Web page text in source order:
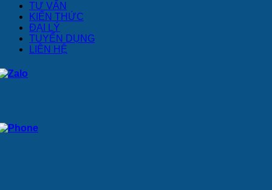
TƯ VẤN
KIẾN THỨC
ĐẠI LÝ
TUYỂN DỤNG
LIÊN HỆ